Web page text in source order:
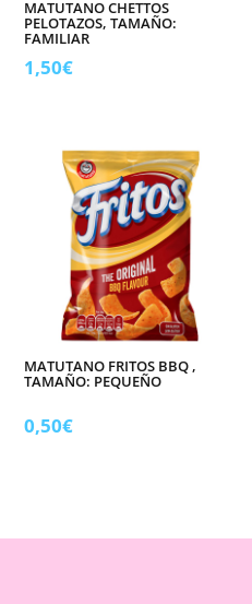
MATUTANO CHETTOS
PELOTAZOS, TAMAÑO:
FAMILIAR
1,50€
MATUTANO FRITOS BBQ ,
TAMAÑO: PEQUEÑO
0,50€